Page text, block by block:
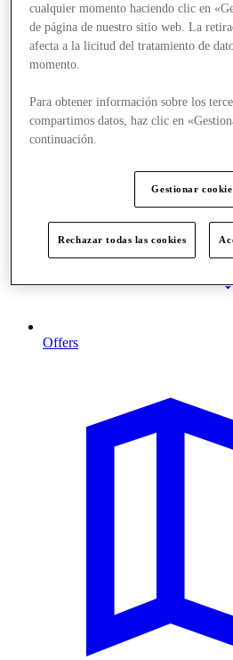
Offers
cualquier momento haciendo clic en
de página de nuestro sitio web. La
afecta a la licitud del tratamiento de
momento.
Para obtener información sobre los
compartimos datos, haz clic en
continuación.
Gestionar
Rechazar todas las cookies